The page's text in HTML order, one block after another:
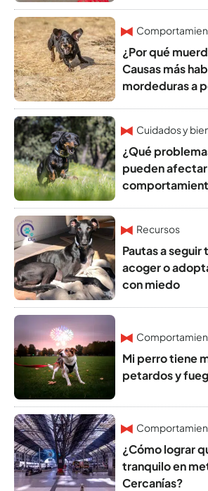
¿Por qué
Causas más
mordeduras a
Cuidados y
¿Qué
pueden afectar
Recursos
Pautas a seguir
acoger o
con miedo
Mi perro tiene
petardos y
¿Cómo lograr
tranquilo en
Cercanías?